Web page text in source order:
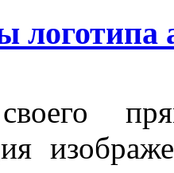
логотипа